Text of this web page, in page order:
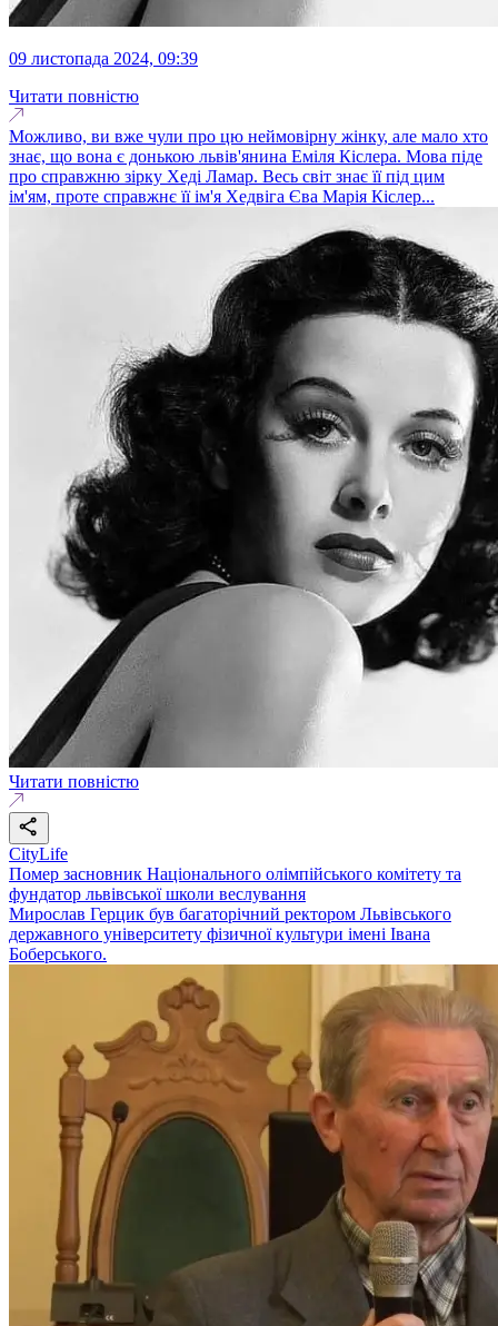
09 листопада 2024, 09:39
Читати повністю
Можливо, ви вже чули про цю неймовірну жінку, але мало хто
знає, що вона є донькою львів'янина Еміля Кіслера. Мова піде
про справжню зірку Хеді Ламар. Весь світ знає її під цим
ім'ям, проте справжнє її ім'я Хедвіга Єва Марія Кіслер...
Читати повністю
CityLife
Помер засновник Національного олімпійського комітету та
фундатор львівської школи веслування
Мирослав Герцик був багаторічний ректором Львівського
державного університету фізичної культури імені Івана
Боберського.